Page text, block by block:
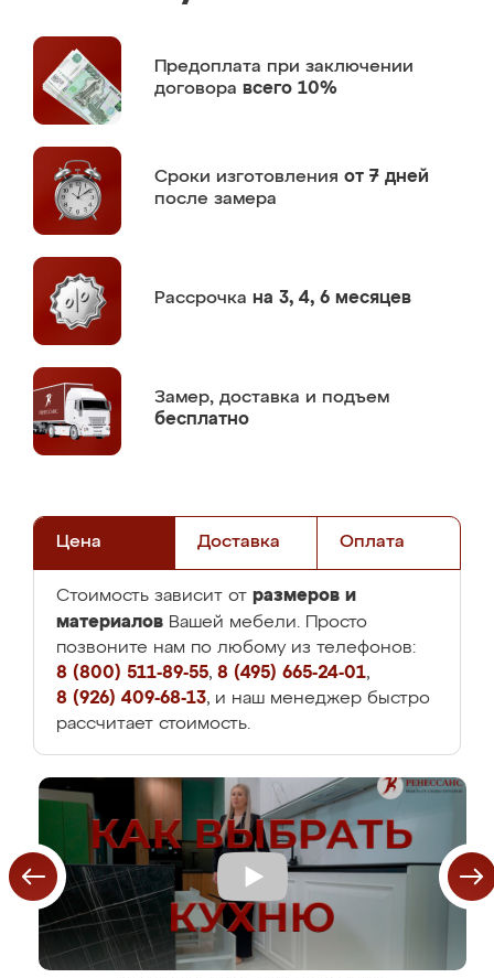
Предоплата при заключении
договора всего 10%
Сроки изготовления от 7 дней
после замера
Рассрочка на 3, 4, 6 месяцев
Замер, доставка и подъем
бесплатно
Цена Доставка Оплата
Стоимость зависит от размеров и
материалов Вашей мебели. Просто
позвоните нам по любому из телефонов:
8 (800) 511-89-55, 8 (495) 665-24-01,
8 (926) 409-68-13, и наш менеджер быстро
рассчитает стоимость.